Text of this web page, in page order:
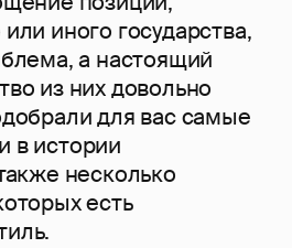
иного государства,
а настоящий
из них довольно
для вас самые
в истории
несколько
есть